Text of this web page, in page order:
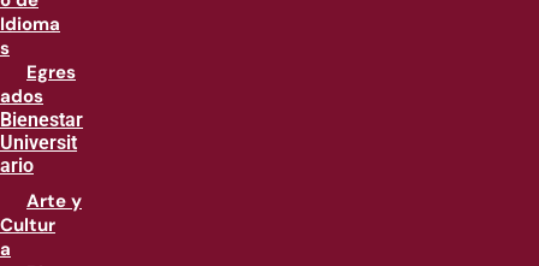
Idioma
s
Egres
ados
Bienestar
Universit
ario
Arte y
Cultur
a